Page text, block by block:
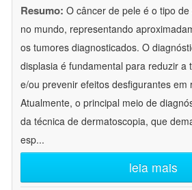
Resumo: O câncer de pele é o tipo
no mundo, representando
os tumores diagnosticados. O
displasia é fundamental para reduzir a
e/ou prevenir efeitos desfigurantes em
Atualmente, o principal meio de
da técnica de dermatoscopia, que
esp...
leia mais